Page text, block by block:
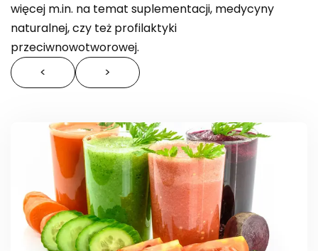
więcej m.in. na temat suplementacji, medycyny
naturalnej, czy też profilaktyki
przeciwnowotworowej.
<
>